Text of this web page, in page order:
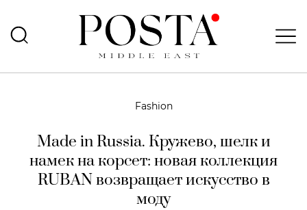
Fashion
Made in Russia. Кружево, шелк и
намек на корсет: новая коллекция
RUBAN возвращает искусство в
моду